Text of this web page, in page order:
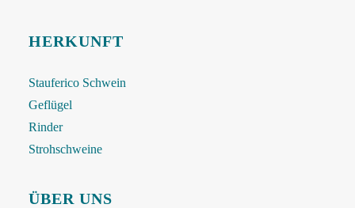
HERKUNFT
Stauferico Schwein
Geflügel
Rinder
Strohschweine
ÜBER UNS